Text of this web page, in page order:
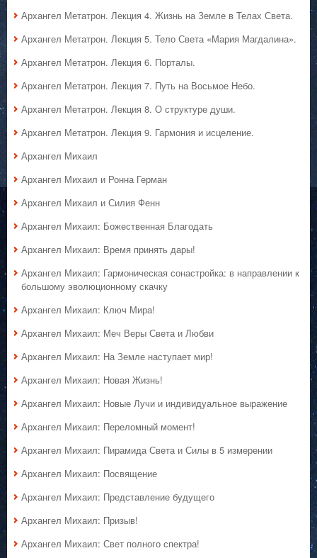
Архангел Метатрон. Лекция 4. Жизнь на Земле в Телах Света.
Архангел Метатрон. Лекция 5. Тело Света «Мария Магдалина».
Архангел Метатрон. Лекция 6. Порталы.
Архангел Метатрон. Лекция 7. Путь на Восьмое Небо.
Архангел Метатрон. Лекция 8. О структуре души.
Архангел Метатрон. Лекция 9. Гармония и исцеление.
Архангел Михаил
Архангел Михаил и Ронна Герман
Архангел Михаил и Силия Фенн
Архангел Михаил: Божественная Благодать
Архангел Михаил: Время принять дары!
Архангел Михаил: Гармоническая сонастройка: в направлении к
большому эволюционному скачку
Архангел Михаил: Ключ Мира!
Архангел Михаил: Меч Веры Света и Любви
Архангел Михаил: На Земле наступает мир!
Архангел Михаил: Новая Жизнь!
Архангел Михаил: Новые Лучи и индивидуальное выражение
Архангел Михаил: Переломный момент!
Архангел Михаил: Пирамида Света и Силы в 5 измерении
Архангел Михаил: Посвящение
Архангел Михаил: Представление будущего
Архангел Михаил: Призыв!
Архангел Михаил: Свет полного спектра!